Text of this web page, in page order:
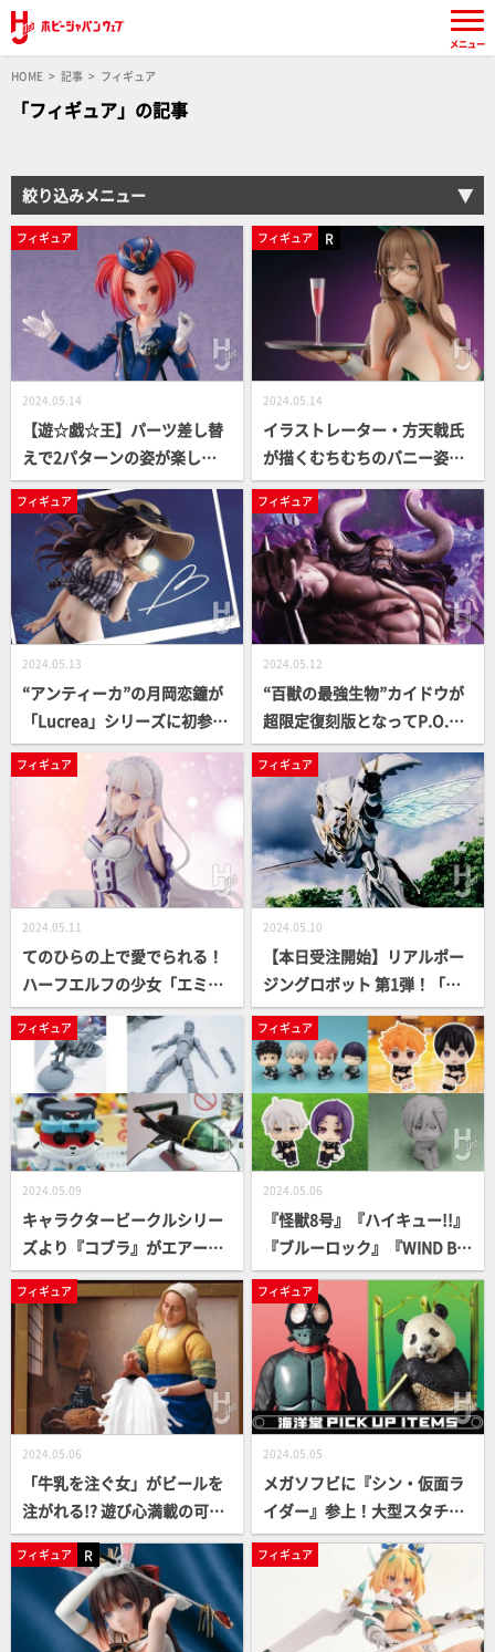
HOME 記事 フィギュア
「フィギュア」の記事
絞り込みメニュー
フィギュア
2024.05.14
【遊☆戯☆王】パーツ差し替
えで2パターンの姿が楽しめ
る愛らしい「魔界発現世行き
デスガイド」！
フィギュア R
2024.05.14
イラストレーター・方天戟氏
が描くむちむちのバニー姿！
フェチズム溢れるグラマラス
で眼鏡なエルフのお姉さんが
立体化！
フィギュア
2024.05.13
“アンティーカ”の月岡恋鐘が
「Lucrea」シリーズに初参
戦！SR【ビ～♡バップ海岸】
モチーフのかわいらしい姿を
フィギュア
2024.05.12
“百獣の最強生物”カイドウが
超限定復刻版となってP.O.P
に再登場！“火災のキング”も
立体化決定【ワンピース】
フィギュア
2024.05.11
てのひらの上で愛でられる！
ハーフエルフの少女「エミリ
ア」がラインナップ！【Re:ゼ
ロから始める異世界生活】
フィギュア
2024.05.10
【本日受注開始】リアルポー
ジングロボット 第1弾！「サ
ーバイン」が待望の受注開
始！宿敵ズワウスの対決シー
ンを再現した迫力あるスタチ
ューをご覧あれ【聖戦士ダン
バイン】
フィギュア
2024.05.09
キャラクタービークルシリー
ズより『コブラ』がエアーバ
イクとともに原型を公開！
『キャシャーン』『ヤッター
マン』などタツノコプロとコ
ラボした「PANGDA」シリー
ズも展開【第62回 静岡ホビー
ショー エスワンフォー】
フィギュア
2024.05.06
『怪獣8号』『ハイキュー!!』
『ブルーロック』『WIND BR
EAKER』とトレンドの最新ア
ニメ“るかっぷ”が目白押し！
フィギュア
2024.05.06
「牛乳を注ぐ女」がビールを
注がれる!? 遊び心満載の可動
フィギュアでフェルメールの
名画を楽しもう！【figma】
フィギュア
2024.05.05
メガソフビに『シン・仮面ラ
イダー』参上！大型スタチュ
ーシリーズには愛くるしいジ
ャイアントパンダの親子が仲
フィギュア R フィギュア
メニュー